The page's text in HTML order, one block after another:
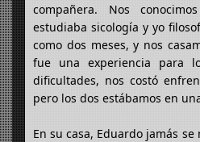
compañera. Nos
estudiaba sicología y yo
como dos meses, y nos
fue una experiencia para
dificultades, nos costó
pero los dos estábamos en
En su casa, Eduardo jamás se